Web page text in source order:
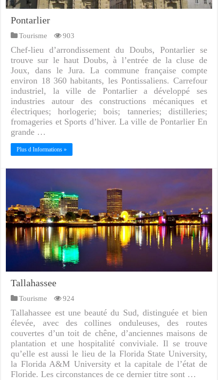
Pontarlier
Tourisme 903
Chef-lieu d’arrondissement du Doubs, Pontarlier se
trouve sur le haut Doubs, à l’entrée de la cluse de
Joux, dans le Jura. La commune française compte
environ 18 360 habitants, les Pontissaliens. Carrefour
industriel, la ville de Pontarlier a développé ses
industries autour des constructions mécaniques et
électriques; horlogerie; bois; tanneries; distilleries;
fromageries et Sports d’hiver. La ville de Pontarlier En
grande …
Plus d Informations »
Tallahassee
Tourisme 924
Tallahassee est une beauté du Sud, distinguée et bien
élevée, avec des collines onduleuses, des routes
couvertes d’un toit de chêne, d’anciennes maisons de
plantation et une hospitalité conviviale. Il se trouve
qu’elle est aussi le lieu de la Florida State University,
la Florida A&M University et la capitale de l’état de
Floride. Les circonstances de ce dernier titre sont …